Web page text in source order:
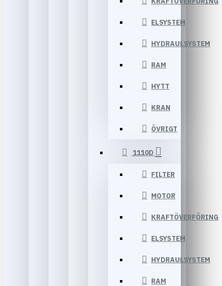
ELSYSTEM
HYDRAULSYSTEM
RAM
HYTT
KRAN
ÖVRIGT
1110D
FILTER
MOTOR
KRAFTÖVERFÖRING
ELSYSTEM
HYDRAULSYSTEM
RAM